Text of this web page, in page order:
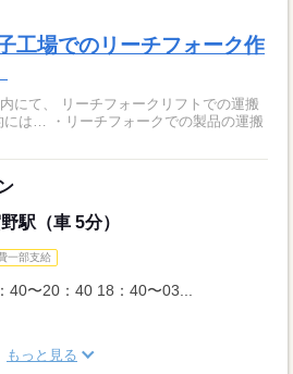
工場でのリーチフォーク作
にて、 リーチフォークリフトでの運搬
駅（車 5分）
一部支給
〜20：40 18：40〜03...
もっと見る